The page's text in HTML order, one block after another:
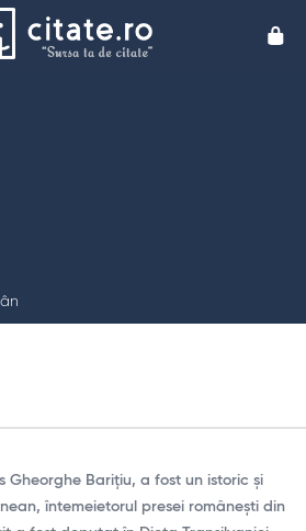
Gheorghe Barițiu, a fost un istoric și
întemeietorul presei românești din